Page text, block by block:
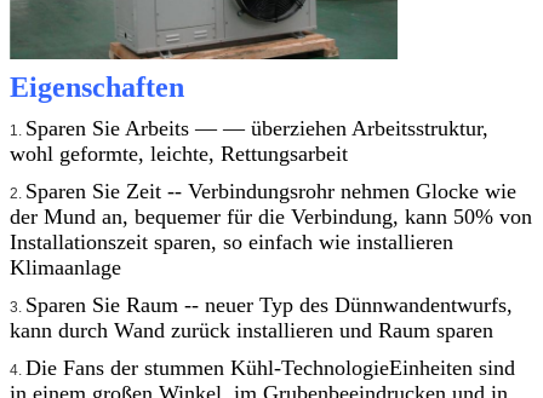
Eigenschaften
1. Sparen Sie Arbeits — — überziehen Arbeitsstruktur,
wohl geformte, leichte, Rettungsarbeit
2. Sparen Sie Zeit -- Verbindungsrohr nehmen Glocke wie
der Mund an, bequemer für die Verbindung, kann 50% von
Installationszeit sparen, so einfach wie installieren
Klimaanlage
3. Sparen Sie Raum -- neuer Typ des Dünnwandentwurfs,
kann durch Wand zurück installieren und Raum sparen
4. Die Fans der stummen Kühl-TechnologieEinheiten sind